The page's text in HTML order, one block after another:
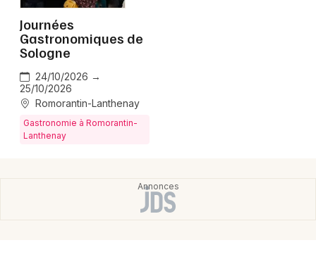
Centre
Centre-Val de Loire
Newsletter des sorties
Actus à Romorantin-Lanthenay
Journées
Gastronomiques de
Sologne
24/10/2026 →
25/10/2026
Romorantin-Lanthenay
Gastronomie à Romorantin-
Lanthenay